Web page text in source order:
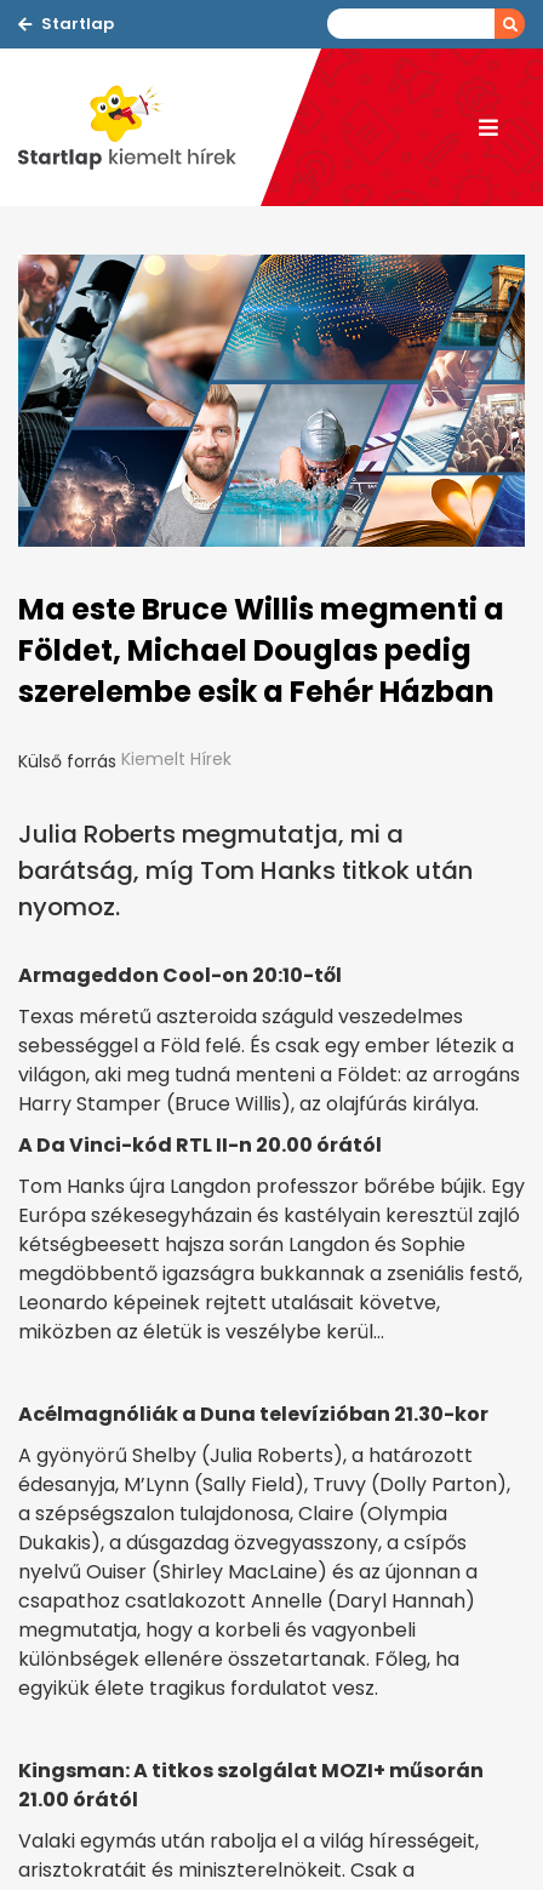
Startlap
Ma este Bruce Willis megmenti a
Földet, Michael Douglas pedig
szerelembe esik a Fehér Házban
Külső forrás Kiemelt Hírek
Julia Roberts megmutatja, mi a
barátság, míg Tom Hanks titkok után
nyomoz.
Armageddon Cool-on 20:10-től
Texas méretű aszteroida száguld veszedelmes
sebességgel a Föld felé. És csak egy ember létezik a
világon, aki meg tudná menteni a Földet: az arrogáns
Harry Stamper (Bruce Willis), az olajfúrás királya.
A Da Vinci-kód RTL II-n 20.00 órától
Tom Hanks újra Langdon professzor bőrébe bújik. Egy
Európa székesegyházain és kastélyain keresztül zajló
kétségbeesett hajsza során Langdon és Sophie
megdöbbentő igazságra bukkannak a zseniális festő,
Leonardo képeinek rejtett utalásait követve,
miközben az életük is veszélybe kerül…
Acélmagnóliák a Duna televízióban 21.30-kor
A gyönyörű Shelby (Julia Roberts), a határozott
édesanyja, M’Lynn (Sally Field), Truvy (Dolly Parton),
a szépségszalon tulajdonosa, Claire (Olympia
Dukakis), a dúsgazdag özvegyasszony, a csípős
nyelvű Ouiser (Shirley MacLaine) és az újonnan a
csapathoz csatlakozott Annelle (Daryl Hannah)
megmutatja, hogy a korbeli és vagyonbeli
különbségek ellenére összetartanak. Főleg, ha
egyikük élete tragikus fordulatot vesz.
Kingsman: A titkos szolgálat MOZI+ műsorán
21.00 órától
Valaki egymás után rabolja el a világ hírességeit,
arisztokratáit és miniszterelnökeit. Csak a